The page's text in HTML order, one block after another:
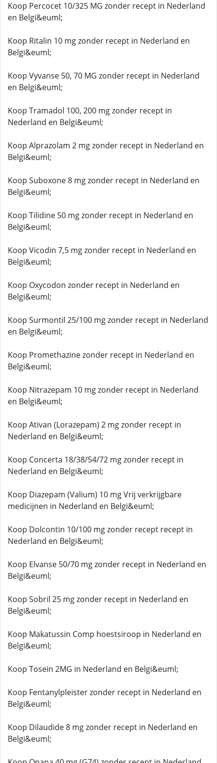
Koop Percocet 10/325 MG zonder recept in Nederland
en Belgi&euml;
Koop Ritalin 10 mg zonder recept in Nederland en
Belgi&euml;
Koop Vyvanse 50, 70 MG zonder recept in Nederland
en Belgi&euml;
Koop Tramadol 100, 200 mg zonder recept in
Nederland en Belgi&euml;
Koop Alprazolam 2 mg zonder recept in Nederland en
Belgi&euml;
Koop Suboxone 8 mg zonder recept in Nederland en
Belgi&euml;
Koop Tilidine 50 mg zonder recept in Nederland en
Belgi&euml;
Koop Vicodin 7,5 mg zonder recept in Nederland en
Belgi&euml;
Koop Oxycodon zonder recept in Nederland en
Belgi&euml;
Koop Surmontil 25/100 mg zonder recept in Nederland
en Belgi&euml;
Koop Promethazine zonder recept in Nederland en
Belgi&euml;
Koop Nitrazepam 10 mg zonder recept in Nederland
en Belgi&euml;
Koop Ativan (Lorazepam) 2 mg zonder recept in
Nederland en Belgi&euml;
Koop Concerta 18/38/54/72 mg zonder recept in
Nederland en Belgi&euml;
Koop Diazepam (Valium) 10 mg Vrij verkrijgbare
medicijnen in Nederland en Belgi&euml;
Koop Dolcontin 10/100 mg zonder recept recept in
Nederland en Belgi&euml;
Koop Elvanse 50/70 mg zonder recept in Nederland en
Belgi&euml;
Koop Sobril 25 mg zonder recept in Nederland en
Belgi&euml;
Koop Makatussin Comp hoestsiroop in Nederland en
Belgi&euml;
Koop Tosein 2MG in Nederland en Belgi&euml;
Koop Fentanylpleister zonder recept in Nederland en
Belgi&euml;
Koop Dilaudide 8 mg zonder recept in Nederland en
Belgi&euml;